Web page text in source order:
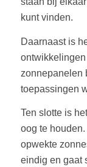
kunt vinden.
Daarnaast is
zonnepanelen
toepassingen
Ten slotte is
oog te
opwekte
eindig en gaat